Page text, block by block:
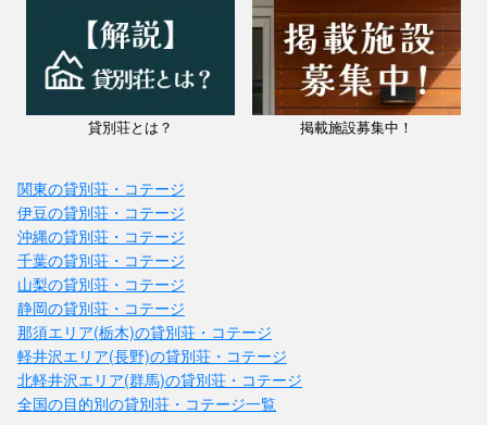
貸別荘とは？ 掲載施設募集中！
関東の貸別荘・コテージ
伊豆の貸別荘・コテージ
沖縄の貸別荘・コテージ
千葉の貸別荘・コテージ
山梨の貸別荘・コテージ
静岡の貸別荘・コテージ
那須エリア(栃木)の貸別荘・コテージ
軽井沢エリア(長野)の貸別荘・コテージ
北軽井沢エリア(群馬)の貸別荘・コテージ
全国の目的別の貸別荘・コテージ一覧